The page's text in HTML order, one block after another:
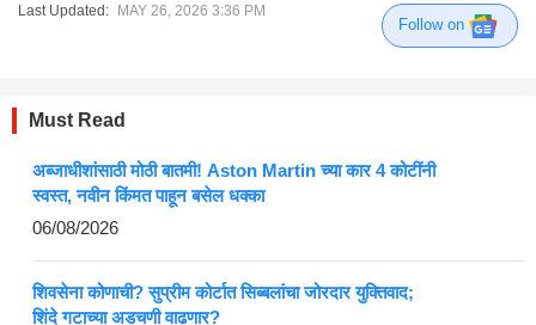
Last Updated: MAY 26, 2026 3:36 PM
Follow on
Must Read
अब्जाधीशांसाठी मोठी बातमी! Aston Martin च्या कार 4 कोटींनी
स्वस्त, नवीन किंमत पाहून बसेल धक्का
06/08/2026
शिवसेना कोणाची? सुप्रीम कोर्टात सिब्बलांचा जोरदार युक्तिवाद;
शिंदे गटाच्या अडचणी वाढणार?